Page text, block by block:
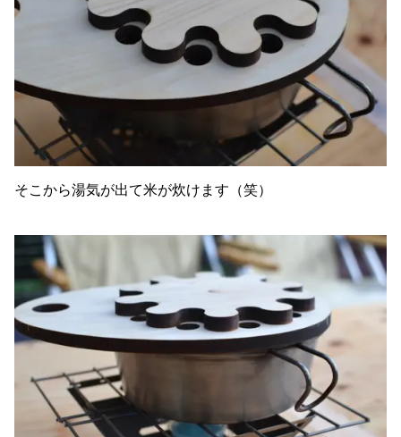
そこから湯気が出て米が炊けます（笑）